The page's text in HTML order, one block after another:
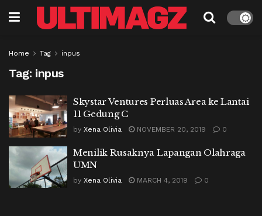
Home Tag inpus
Tag: inpus
Skystar Ventures Perluas Area ke Lantai
11 Gedung C
by Xena Olivia NOVEMBER 20, 2019 0
Menilik Rusaknya Lapangan Olahraga
UMN
by Xena Olivia MARCH 4, 2019 0